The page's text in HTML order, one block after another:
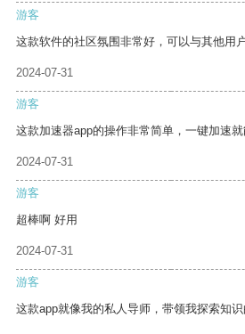
游客
这款软件的社区氛围非常好，可以与其他用
2024-07-31
游客
这款加速器app的操作非常简单，一键加速就
2024-07-31
游客
超棒啊 好用
2024-07-31
游客
这款app就像我的私人导师，带领我探索知识